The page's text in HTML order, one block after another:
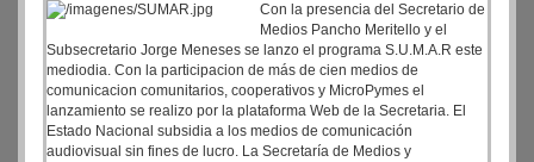
Con la presencia del Secretario de
Medios Pancho Meritello y el
Subsecretario Jorge Meneses se lanzo el programa S.U.M.A.R este
mediodia. Con la participacion de más de cien medios de
comunicacion comunitarios, cooperativos y MicroPymes el
lanzamiento se realizo por la plataforma Web de la Secretaria. El
Estado Nacional subsidia a los medios de comunicación
audiovisual sin fines de lucro. La Secretaría de Medios y